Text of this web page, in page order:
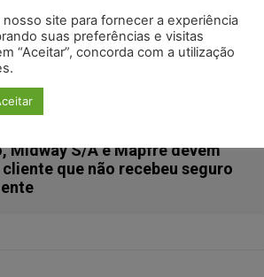
penhora recurso
sinarm
Midway S/A e Mapfre devem
que não recebeu seguro
site para fornecer a experiência
suas preferências e visitas
“Aceitar”, concorda com a utilização